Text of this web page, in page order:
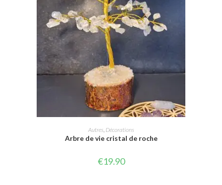
AJOUTER AU PANIER
Autres, Décorations
Arbre de vie cristal de roche
€19.90